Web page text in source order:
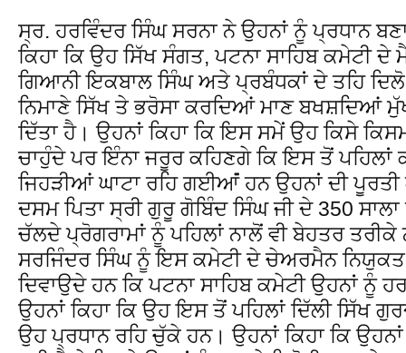
ਸ੍ਰ. ਹਰਵਿੰਦਰ ਸਿੰਘ ਸਰਨਾ ਨੇ ਉਹਨਾਂ ਨੂੰ ਪ੍ਰਧਾਨ
ਕਿਹਾ ਕਿ ਉਹ ਸਿੱਖ ਸੰਗਤ, ਪਟਨਾ ਸਾਹਿਬ ਕਮੇਟੀ ਦੇ
ਗਿਆਨੀ ਇਕਬਾਲ ਸਿੰਘ ਅਤੇ ਪ੍ਰਬੰਧਕਾਂ ਦੇ ਤਹਿ ਦਿਲੋ
ਨਿਮਾਣੇ ਸਿੱਖ ਤੇ ਭਰੋਸਾ ਕਰਦਿਆਂ ਮਾਣ ਬਖਸ਼ਦਿਆਂ
ਦਿੱਤਾ ਹੈ। ਉਹਨਾਂ ਕਿਹਾ ਕਿ ਇਸ ਸਮੇਂ ਉਹ ਕਿਸੇ
ਚਾਹੁੰਦੇ ਪਰ ਇੰਨਾ ਜਰੂਰ ਕਹਿਣਗੇ ਕਿ ਇਸ ਤੋਂ ਪਹਿਲਾਂ
ਜਿਹੜੀਆਂ ਘਾਟਾ ਰਹਿ ਗਈਆਂਂ ਹਨ ਉਹਨਾਂ ਦੀ ਪੂਰਤੀ
ਦਸਮ ਪਿਤਾ ਸ੍ਰੀ ਗੁਰੂ ਗੋਬਿੰਦ ਸਿੰਘ ਜੀ ਦੇ 350
ਚੱਲਦੇ ਪ੍ਰੋਗਰਾਮਾਂ ਨੂੰ ਪਹਿਲਾਂ ਨਾਲੋਂ ਵੀ ਬੇਹਤਰ
ਸਰਜਿੰਦਰ ਸਿੰਘ ਨੂੰ ਇਸ ਕਮੇਟੀ ਦੇ ਚੇਅਰਮੈਨ ਨਿਯੁਕਤ
ਦਿਵਾਉਦੇ ਹਨ ਕਿ ਪਟਨਾ ਸਾਹਿਬ ਕਮੇਟੀ ਉਹਨਾਂ ਨੂੰ
ਉਹਨਾਂ ਕਿਹਾ ਕਿ ਉਹ ਇਸ ਤੋਂ ਪਹਿਲਾਂ ਦਿੱਲੀ ਸਿੱਖ
ਉਹ ਪ੍ਰਧਾਨ ਰਹਿ ਚੁੱਕੇ ਹਨ। ਉਹਨਾਂ ਕਿਹਾ ਕਿ